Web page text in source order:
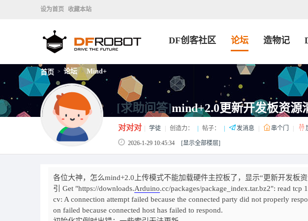
设为首页 收藏本站
DF创客社区 论坛 造物记
首页 > 论坛 > Mind+
[求助问答]mind+2.0更新开发板资源
对对对 学徒 创造力： 帖子： 发消息 串个门
2026-1-29 10:45:34 [显示全部楼层]
各位大神，怎么mind+2.0上传模式不能加载硬件主控板了，显示“更新开发板
引 Get "https://downloads.Arduino.cc/packages/package_index.tar.bz2": read
cv: A connection attempt failed because the connected party did not properly
on failed because connected host has failed to respond.